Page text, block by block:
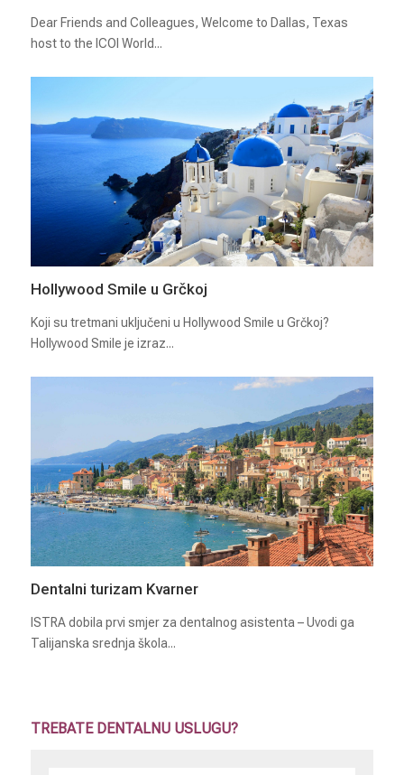
Dear Friends and Colleagues, Welcome to Dallas, Texas
host to the ICOI World...
Hollywood Smile u Grčkoj
Koji su tretmani uključeni u Hollywood Smile u Grčkoj?
Hollywood Smile je izraz...
Dentalni turizam Kvarner
ISTRA dobila prvi smjer za dentalnog asistenta – Uvodi ga
Talijanska srednja škola...
TREBATE DENTALNU USLUGU?